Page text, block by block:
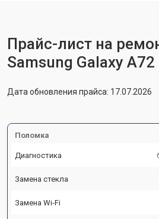
Прайс-лист на
Samsung Galaxy A72
Дата обновления прайса: 17.07.2026
Поломка
Диагностика
Замена стекла
Замена Wi-Fi